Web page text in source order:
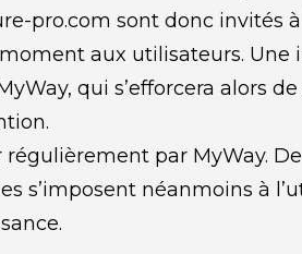
pro.com sont donc invités
aux utilisateurs.
qui s’efforcera alors
par MyWay.
s’imposent néanmoins à